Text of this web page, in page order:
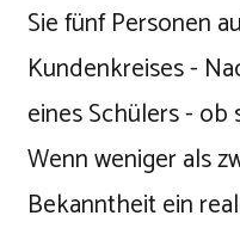
Sie fünf Personen
Kundenkreises -
eines Schülers -
Wenn weniger als
Bekanntheit ein